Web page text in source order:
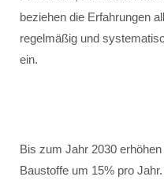
beziehen die Erfahrungen
regelmäßig und
ein.
Bis zum Jahr 2030
Baustoffe um 15% pro